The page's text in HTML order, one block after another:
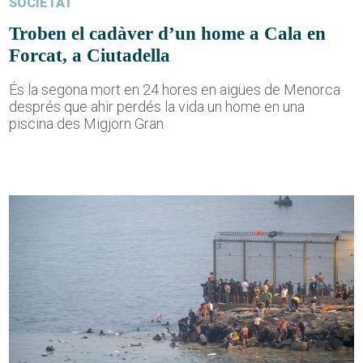
Troben el cadàver d’un home a Cala en
Forcat, a Ciutadella
És la segona mort en 24 hores en aigües de Menorca
després que ahir perdés la vida un home en una
piscina des Migjorn Gran